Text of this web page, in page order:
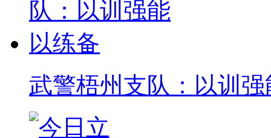
武警梧州支队：以训